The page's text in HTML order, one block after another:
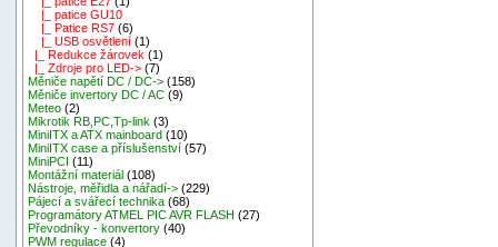
|_ patice GU10
|_ Patice RS7 (6)
|_ USB osvětlení (1)
|_ Redukce žárovek (1)
|_ Zdroje pro LED-> (7)
Měniče napětí DC / DC-> (158)
Měniče invertory DC / AC (9)
Meteo (2)
Mikrotik RB,PC,Tp-link (3)
MiniITX a ATX mainboard (10)
MiniITX case a příslušenství (57)
MiniPCI (11)
Montážní materiál (108)
Nástroje, měřidla a nářadí-> (229)
Pájecí a svářecí technika (68)
Programátory ATMEL PIC AVR FLASH (27)
Převodníky - konvertory (40)
PWM regulace (4)